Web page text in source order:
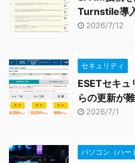
Turnstile導
2026/7/12
セキュリティ
ESETセキュ
らの更新が
2026/7/1
パソコン（ハー